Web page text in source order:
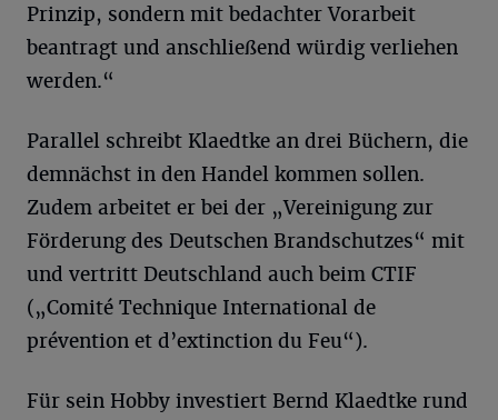
Prinzip, sondern mit bedachter Vorarbeit
beantragt und anschließend würdig verliehen
werden.“
Parallel schreibt Klaedtke an drei Büchern, die
demnächst in den Handel kommen sollen.
Zudem arbeitet er bei der „Vereinigung zur
Förderung des Deutschen Brandschutzes“ mit
und vertritt Deutschland auch beim CTIF
(„Comité Technique International de
prévention et d’extinction du Feu“).
Für sein Hobby investiert Bernd Klaedtke rund